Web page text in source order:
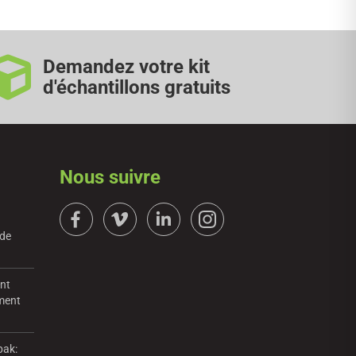
Demandez votre kit
d'échantillons gratuits
Nous suivre